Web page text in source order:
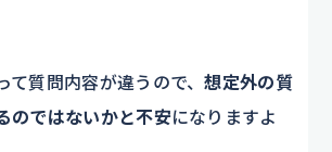
て質問内容が違うので、想定外の質
のではないかと不安になりますよ